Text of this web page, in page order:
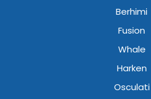
Berhimi
Fusion
Whale
Harken
Osculati